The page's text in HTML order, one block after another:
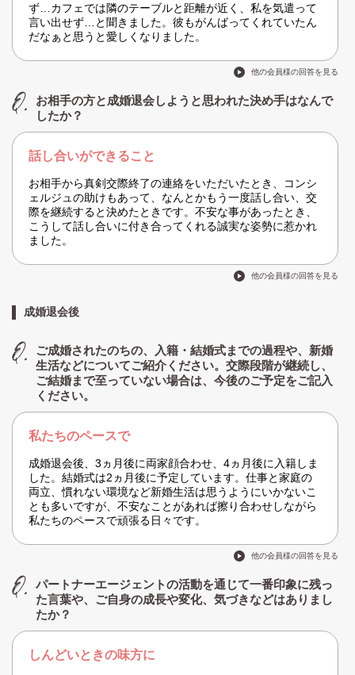
ず…カフェでは隣のテーブルと距離が近く、私を気遣って
言い出せず…と聞きました。彼もがんばってくれていたん
だなぁと思うと愛しくなりました。
他の会員様の回答を見る
お相手の方と成婚退会しようと思われた決め手はなんで
したか？
話し合いができること
お相手から真剣交際終了の連絡をいただいたとき、コンシ
ェルジュの助けもあって、なんとかもう一度話し合い、交
際を継続すると決めたときです。不安な事があったとき、
こうして話し合いに付き合ってくれる誠実な姿勢に惹かれ
ました。
他の会員様の回答を見る
成婚退会後
ご成婚されたのちの、入籍・結婚式までの過程や、新婚
生活などについてご紹介ください。交際段階が継続し、
ご結婚まで至っていない場合は、今後のご予定をご記入
ください。
私たちのペースで
成婚退会後、3ヵ月後に両家顔合わせ、4ヵ月後に入籍しま
した。結婚式は2ヵ月後に予定しています。仕事と家庭の
両立、慣れない環境など新婚生活は思うようにいかないこ
とも多いですが、不安なことがあれば擦り合わせしながら
私たちのペースで頑張る日々です。
他の会員様の回答を見る
パートナーエージェントの活動を通じて一番印象に残っ
た言葉や、ご自身の成長や変化、気づきなどはありまし
たか？
しんどいときの味方に